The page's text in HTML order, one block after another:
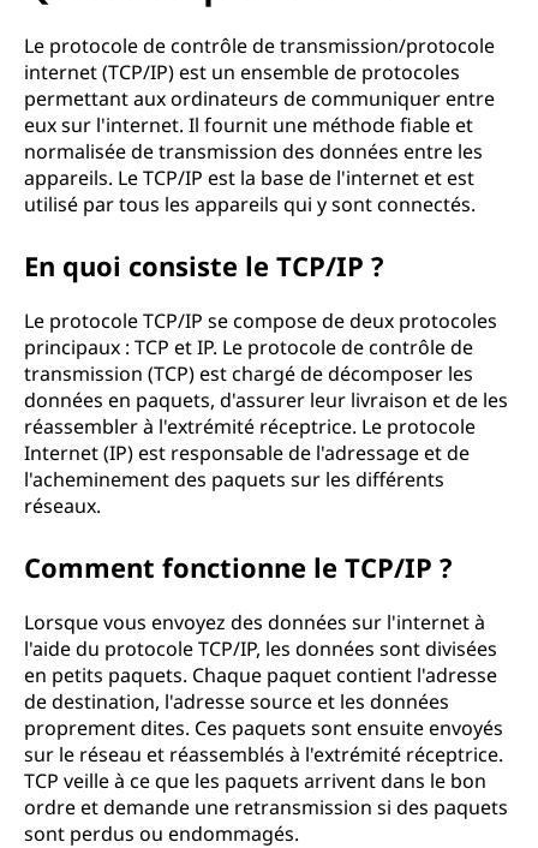
Le protocole de contrôle de transmission/protocole
internet (TCP/IP) est un ensemble de protocoles
permettant aux ordinateurs de communiquer entre
eux sur l'internet. Il fournit une méthode fiable et
normalisée de transmission des données entre les
appareils. Le TCP/IP est la base de l'internet et est
utilisé par tous les appareils qui y sont connectés.
En quoi consiste le TCP/IP ?
Le protocole TCP/IP se compose de deux protocoles
principaux : TCP et IP. Le protocole de contrôle de
transmission (TCP) est chargé de décomposer les
données en paquets, d'assurer leur livraison et de les
réassembler à l'extrémité réceptrice. Le protocole
Internet (IP) est responsable de l'adressage et de
l'acheminement des paquets sur les différents
réseaux.
Comment fonctionne le TCP/IP ?
Lorsque vous envoyez des données sur l'internet à
l'aide du protocole TCP/IP, les données sont divisées
en petits paquets. Chaque paquet contient l'adresse
de destination, l'adresse source et les données
proprement dites. Ces paquets sont ensuite envoyés
sur le réseau et réassemblés à l'extrémité réceptrice.
TCP veille à ce que les paquets arrivent dans le bon
ordre et demande une retransmission si des paquets
sont perdus ou endommagés.